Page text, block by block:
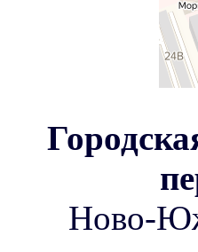
Ново-